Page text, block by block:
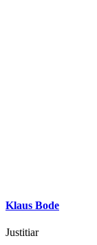
Klaus Bode
Justitiar